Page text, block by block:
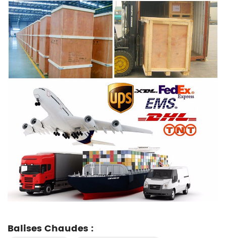
Balises Chaudes :